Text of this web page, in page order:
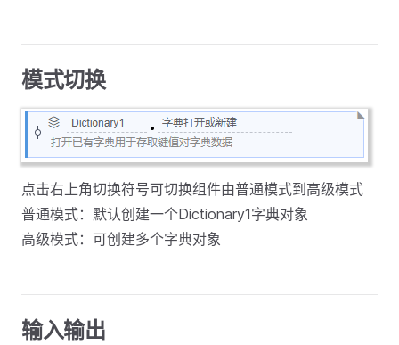
模式切换
点击右上角切换符号可切换组件由普通模式到高级模式
普通模式：默认创建一个Dictionary1字典对象
高级模式：可创建多个字典对象
输入输出